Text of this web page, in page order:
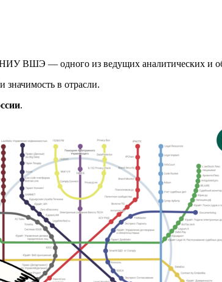
ВШЭ — одного из ведущих аналитических и
в отрасли.
.